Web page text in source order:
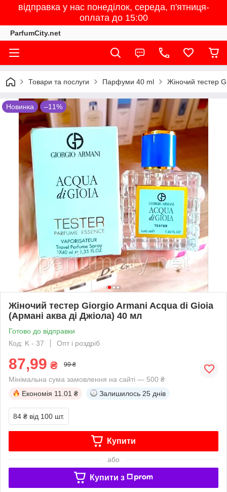
відправка у нас понеділок, середа, п'ятниця-
оплата до 15:00
ParfumCity.net
Товари та послуги Парфуми 40 ml Жіночий тестер
Новинка –11%
Жіночий тестер Giorgio Armani Acqua di Gioia
(Армані аква ді Джіола) 40 мл
Готово до відправки
Код: K - 37
Опт і роздріб
87,99 ₴ 99 ₴
Мінімальна сума замовлення на сайті — 500 ₴
Економія 11.01 ₴ Залишилось 25 днів
84 ₴ від 100 шт.
Купити
або
Купити з